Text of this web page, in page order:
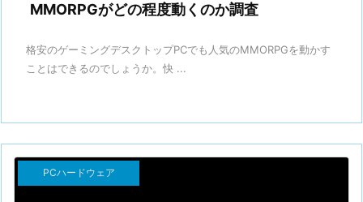
MMORPGがどの程度動くのか調査
格安のゲーミングデスクトップPCでも人気のMMORPGを動かす
ことはできるのでしょうか。快 ...
PCハードウェア